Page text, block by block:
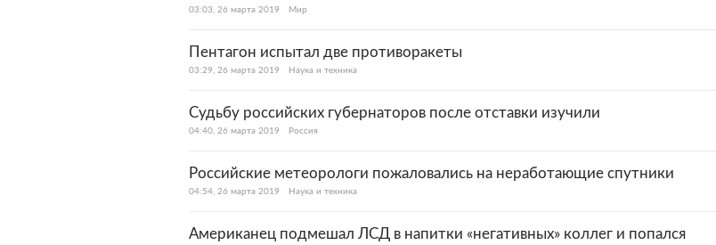
03:03, 26 марта 2019 Мир
Пентагон испытал две противоракеты
03:29, 26 марта 2019 Наука и техника
Судьбу российских губернаторов после отставки изучили
04:40, 26 марта 2019 Россия
Российские метеорологи пожаловались на неработающие спутники
04:54, 26 марта 2019 Наука и техника
Американец подмешал ЛСД в напитки «негативных» коллег и попался